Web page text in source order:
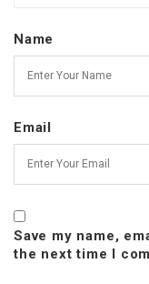
Name
Email
Save my name,
the next time I